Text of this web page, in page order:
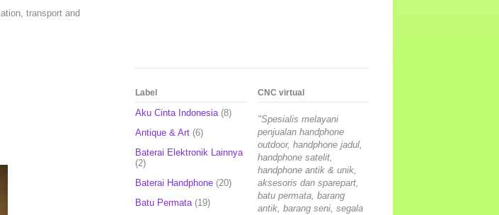
transport and
Label
Aku Cinta Indonesia (8)
Antique & Art (6)
Baterai Elektronik Lainnya
(2)
Baterai Handphone (20)
Batu Permata (19)
CNC virtual
"Spesialis melayani
penjualan handphone
outdoor, handphone jadul,
handphone satelit,
handphone antik & unik,
aksesoris dan sparepart,
batu permata, barang
antik, barang seni, segala